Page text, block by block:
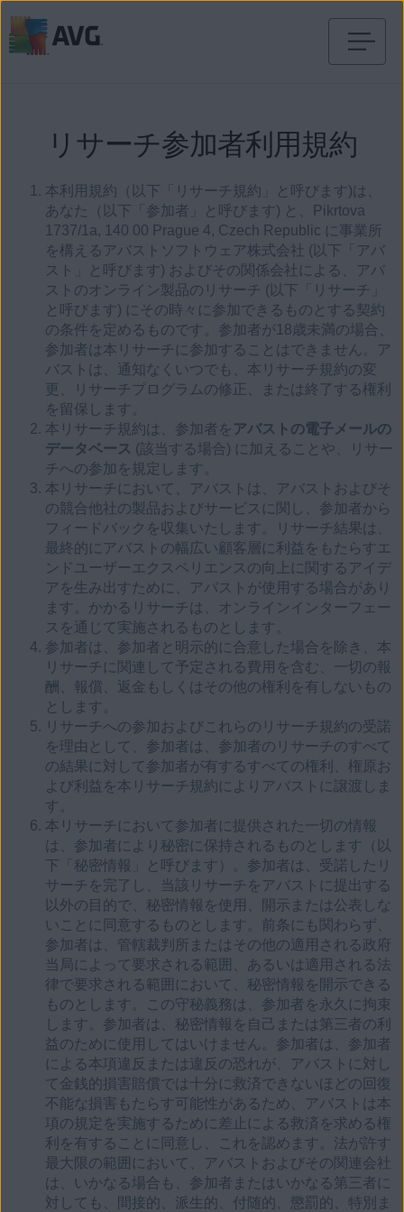
リサーチ参加者利用規約
本利用規約（以下「リサーチ規約」と呼びます)は、
あなた（以下「参加者」と呼びます) と、Pikrtova
1737/1a, 140 00 Prague 4, Czech Republic に事業所
を構えるアバストソフトウェア株式会社 (以下「アバ
スト」と呼びます) およびその関係会社による、アバ
ストのオンライン製品のリサーチ (以下「リサーチ」
と呼びます) にその時々に参加できるものとする契約
の条件を定めるものです。参加者が18歳未満の場合、
参加者は本リサーチに参加することはできません。ア
バストは、通知なくいつでも、本リサーチ規約の変
更、リサーチプログラムの修正、または終了する権利
を留保します。
本リサーチ規約は、参加者を アバストの電子メールの
データベース (該当する場合) に加えることや、リサー
チへの参加を規定します。
本リサーチにおいて、アバストは、アバストおよびそ
の競合他社の製品およびサービスに関し、参加者から
フィードバックを収集いたします。リサーチ結果は、
最終的にアバストの幅広い顧客層に利益をもたらすエ
ンドユーザーエクスペリエンスの向上に関するアイデ
アを生み出すために、アバストが使用する場合があり
ます。かかるリサーチは、オンラインインターフェー
スを通じて実施されるものとします。
参加者は、参加者と明示的に合意した場合を除き、本
リサーチに関連して予定される費用を含む、一切の報
酬、報償、返金もしくはその他の権利を有しないもの
とします。
リサーチへの参加およびこれらのリサーチ規約の受諾
を理由として、参加者は、参加者のリサーチのすべて
の結果に対して参加者が有するすべての権利、権原お
よび利益を本リサーチ規約によりアバストに譲渡しま
す。
本リサーチにおいて参加者に提供された一切の情報
は、参加者により秘密に保持されるものとします（以
下「秘密情報」と呼びます）。参加者は、受諾したリ
サーチを完了し、当該リサーチをアバストに提出する
以外の目的で、秘密情報を使用、開示または公表しな
いことに同意するものとします。前条にも関わらず、
参加者は、管轄裁判所またはその他の適用される政府
当局によって要求される範囲、あるいは適用される法
律で要求される範囲において、秘密情報を開示できる
ものとします。この守秘義務は、参加者を永久に拘束
します。参加者は、秘密情報を自己または第三者の利
益のために使用してはいけません。参加者は、参加者
による本項違反または違反の恐れが、アバストに対し
て金銭的損害賠償では十分に救済できないほどの回復
不能な損害もたらす可能性があるため、アバストは本
項の規定を実施するために差止による救済を求める権
利を有することに同意し、これを認めます。法が許す
最大限の範囲において、アバストおよびその関連会社
は、いかなる場合も、参加者またはいかなる第三者に
対しても、間接的、派生的、付随的、懲罰的、特別ま